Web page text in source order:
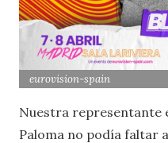
eurovision-spain
Nuestra representante
Paloma no podía faltar